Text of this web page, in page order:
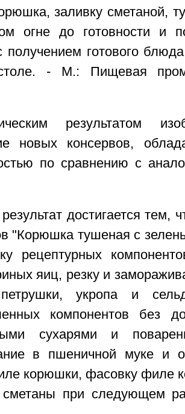
заливку сметаной,
огне до готовности и
получением готового
- М.: Пищевая
результатом
новых консервов,
по сравнению с
достигается тем,
"Корюшка тушеная с
рецептурных
яиц, резку и
укропа и
компонентов без
сухарями и
в пшеничной муке и
корюшки, фасовку филе
при следующем